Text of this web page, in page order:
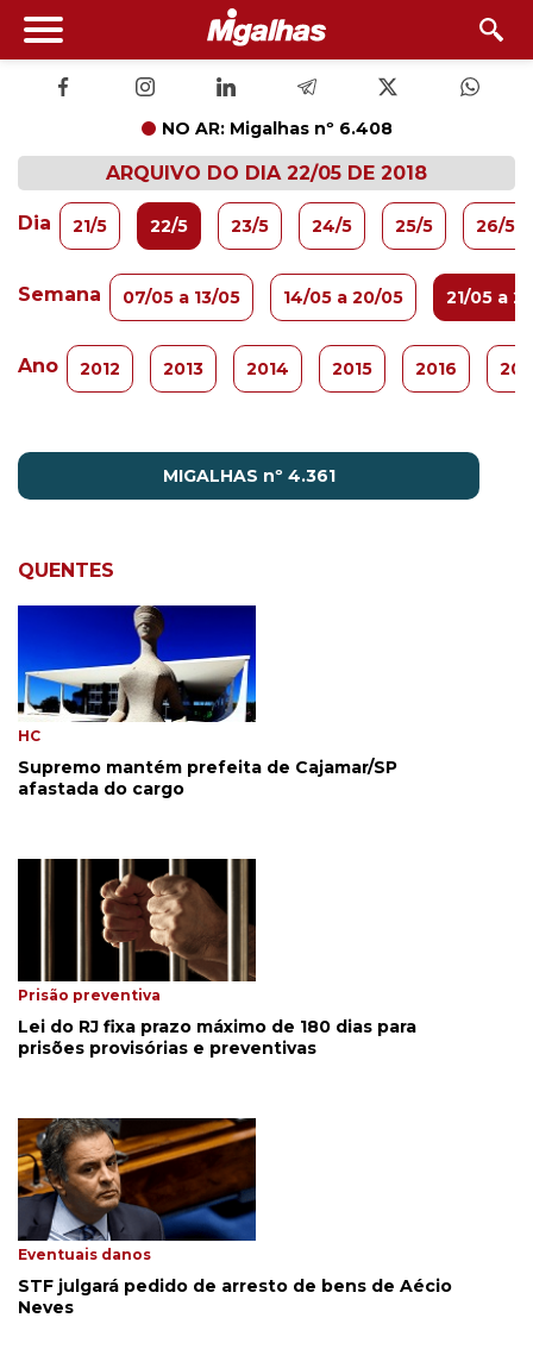
NO AR: Migalhas nº 6.408
ARQUIVO DO DIA 22/05 DE 2018
Dia 21/5 22/5 23/5 24/5 25/5 26/5
Semana 07/05 a 13/05 14/05 a 20/05 21/05 a
Ano 2012 2013 2014 2015 2016
MIGALHAS nº 4.361
QUENTES
HC
Supremo mantém prefeita de Cajamar/SP
afastada do cargo
Prisão preventiva
Lei do RJ fixa prazo máximo de 180 dias para
prisões provisórias e preventivas
Eventuais danos
STF julgará pedido de arresto de bens de Aécio
Neves